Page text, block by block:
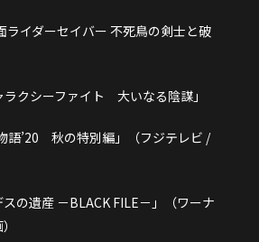
ライダーセイバー 不死鳥の剣士と破
クシーファイト 大いなる陰謀」
語’20 秋の特別編」（フジテレビ /
の遺産 －BLACK FILE－」（ワーナ